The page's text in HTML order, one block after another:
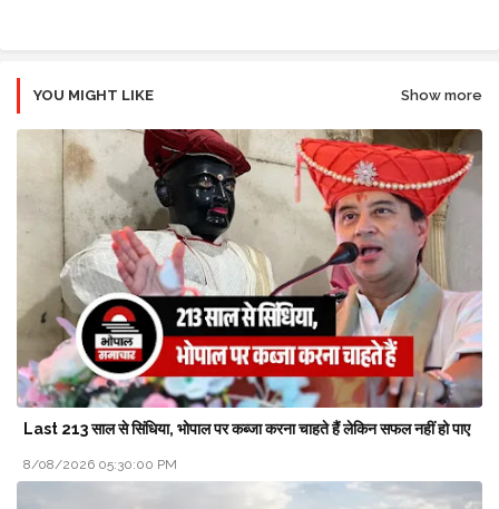
YOU MIGHT LIKE Show more
Last 213 साल से सिंधिया, भोपाल पर कब्जा करना चाहते हैं लेकिन सफल नहीं हो पाए
8/08/2026 05:30:00 PM